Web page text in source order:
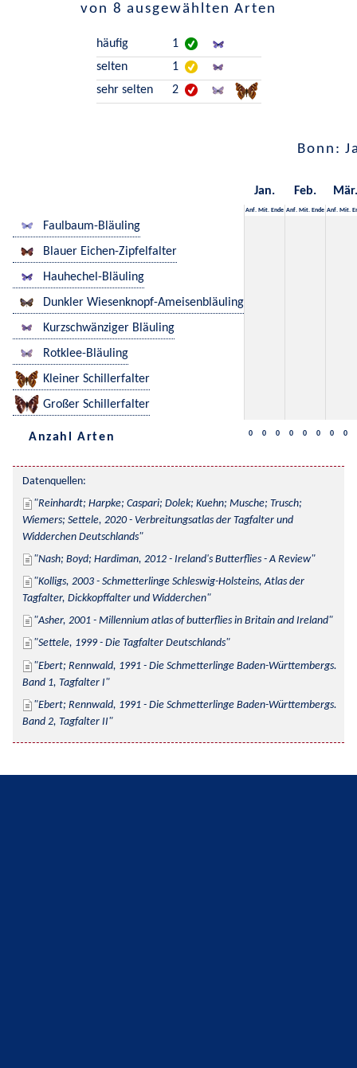
von 8 ausgewählten Arten
häufig
1
selten
1
sehr selten
2
Bonn:
Jan. Feb. Mär.
Anf. Mit. Ende Anf. Mit. Ende Anf. Mit.
Faulbaum-Bläuling
Blauer Eichen-Zipfelfalter
Hauhechel-Bläuling
Dunkler Wiesenknopf-Ameisenbläuling
Kurzschwänziger Bläuling
Rotklee-Bläuling
Kleiner Schillerfalter
Großer Schillerfalter
Anzahl Arten 0 0 0 0 0 0 0 0
Datenquellen:
Reinhardt; Harpke; Caspari; Dolek; Kuehn; Musche; Trusch;
Wiemers; Settele, 2020 - Verbreitungsatlas der Tagfalter und
Widderchen Deutschlands
Nash; Boyd; Hardiman, 2012 - Ireland's Butterflies - A Review
Kolligs, 2003 - Schmetterlinge Schleswig-Holsteins, Atlas der
Tagfalter, Dickkopffalter und Widderchen
Asher, 2001 - Millennium atlas of butterflies in Britain and Ireland
Settele, 1999 - Die Tagfalter Deutschlands
Ebert; Rennwald, 1991 - Die Schmetterlinge Baden-Württembergs.
Band 1, Tagfalter I
Ebert; Rennwald, 1991 - Die Schmetterlinge Baden-Württembergs.
Band 2, Tagfalter II